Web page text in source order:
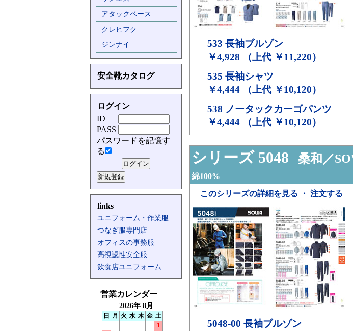
アタックベース
クレヒフク
ジンナイ
安全靴カタログ
ログイン
ID
PASS
パスワードを記憶す
る
links
ユニフォーム・作業服
つなぎ服専門店
オフィスの事務服
高視認性安全服
飲食店ユニフォーム
533 長袖ブルゾン
￥4,928 （上代 ￥11,220）
535 長袖シャツ
￥4,444 （上代 ￥10,120）
538 ノータックカーゴパンツ
￥4,444 （上代 ￥10,120）
シリーズ 5048 桑和／
綿100%
このシリーズの詳細を見る ・ 注文する
5048-00 長袖ブルゾン